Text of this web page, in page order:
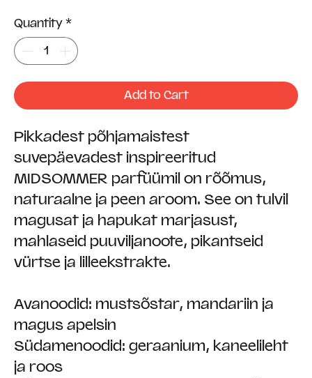
Quantity *
Add to Cart
Pikkadest põhjamaistest
suvepäevadest inspireeritud
MIDSOMMER parfüümil on rõõmus,
naturaalne ja peen aroom. See on tulvil
magusat ja hapukat marjasust,
mahlaseid puuviljanoote, pikantseid
vürtse ja lilleekstrakte.
Avanoodid: mustsõstar, mandariin ja
magus apelsin
Südamenoodid: geraanium, kaneelileht
ja roos